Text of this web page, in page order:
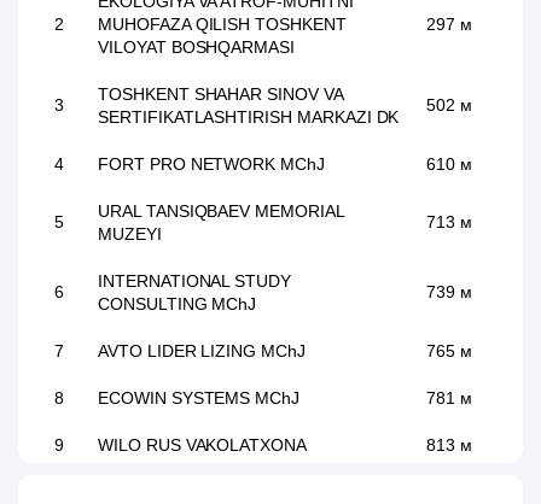
2
MUHOFAZA QILISH TOSHKENT
VILOYAT BOSHQARMASI
297 м
3
TOSHKENT SHAHAR SINOV VA
SERTIFIKATLASHTIRISH MARKAZI DK
502 м
4 FORT PRO NETWORK MChJ 610 м
5
URAL TANSIQBAEV MEMORIAL
MUZEYI
713 м
6
INTERNATIONAL STUDY
CONSULTING MChJ
739 м
7 AVTO LIDER LIZING MChJ 765 м
8 ECOWIN SYSTEMS MChJ 781 м
9 WILO RUS VAKOLATXONA 813 м